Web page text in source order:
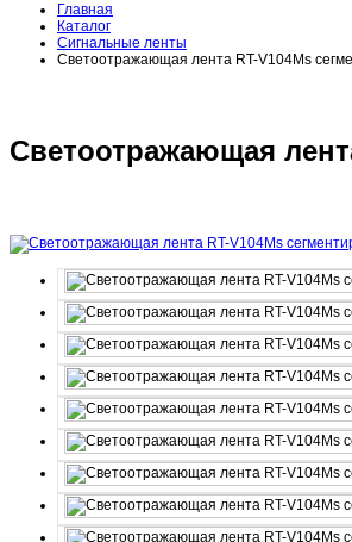
Главная
Каталог
Сигнальные ленты
Светоотражающая лента RT-V104Ms
Светоотражающая